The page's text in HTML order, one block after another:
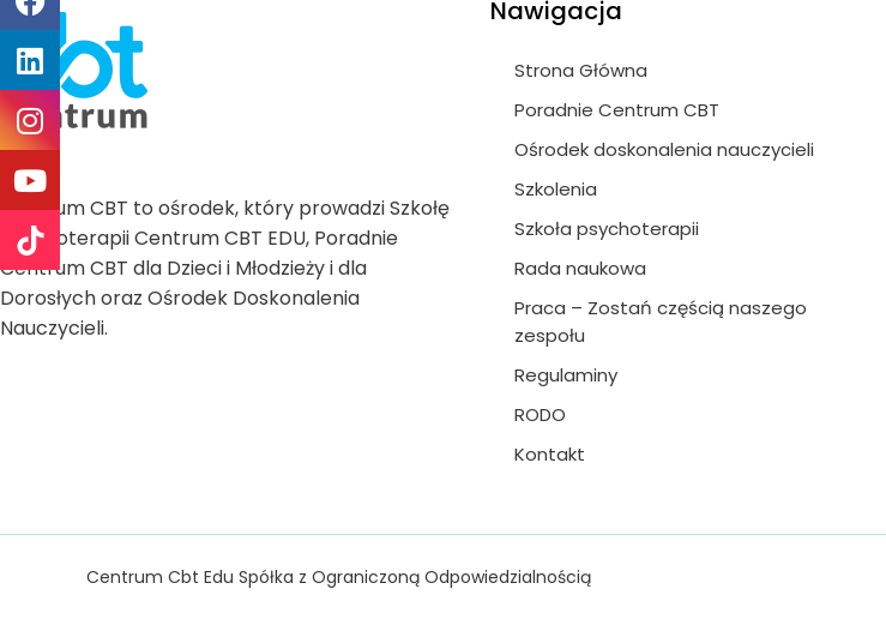
Centrum CBT to ośrodek, który prowadzi Szkołę
Psychoterapii Centrum CBT EDU, Poradnie
Centrum CBT dla Dzieci i Młodzieży i dla
Dorosłych oraz Ośrodek Doskonalenia
Nauczycieli.
Nawigacja
Strona Główna
Poradnie Centrum CBT
Ośrodek doskonalenia nauczycieli
Szkolenia
Szkoła psychoterapii
Rada naukowa
Praca – Zostań częścią naszego
zespołu
Regulaminy
RODO
Kontakt
Centrum Cbt Edu Spółka z Ograniczoną Odpowiedzialnością